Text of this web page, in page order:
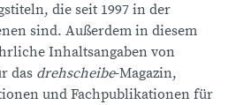
die seit 1997 in der
sind. Außerdem in diesem
Inhaltsangaben von
das drehscheibe-Magazin,
und Fachpublikationen für